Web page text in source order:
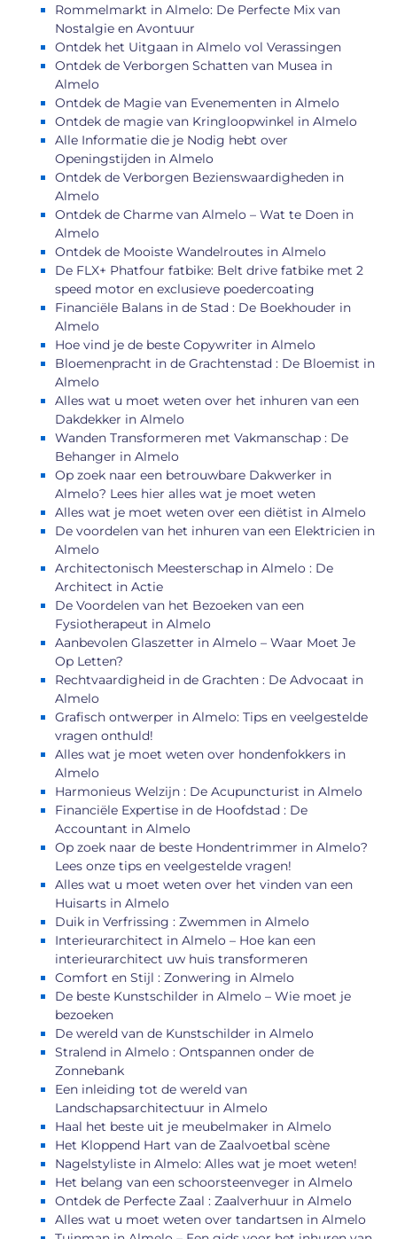
Rommelmarkt in Almelo: De Perfecte Mix van
Nostalgie en Avontuur
Ontdek het Uitgaan in Almelo vol Verassingen
Ontdek de Verborgen Schatten van Musea in
Almelo
Ontdek de Magie van Evenementen in Almelo
Ontdek de magie van Kringloopwinkel in Almelo
Alle Informatie die je Nodig hebt over
Openingstijden in Almelo
Ontdek de Verborgen Bezienswaardigheden in
Almelo
Ontdek de Charme van Almelo – Wat te Doen in
Almelo
Ontdek de Mooiste Wandelroutes in Almelo
De FLX+ Phatfour fatbike: Belt drive fatbike met 2
speed motor en exclusieve poedercoating
Financiële Balans in de Stad : De Boekhouder in
Almelo
Hoe vind je de beste Copywriter in Almelo
Bloemenpracht in de Grachtenstad : De Bloemist in
Almelo
Alles wat u moet weten over het inhuren van een
Dakdekker in Almelo
Wanden Transformeren met Vakmanschap : De
Behanger in Almelo
Op zoek naar een betrouwbare Dakwerker in
Almelo? Lees hier alles wat je moet weten
Alles wat je moet weten over een diëtist in Almelo
De voordelen van het inhuren van een Elektricien in
Almelo
Architectonisch Meesterschap in Almelo : De
Architect in Actie
De Voordelen van het Bezoeken van een
Fysiotherapeut in Almelo
Aanbevolen Glaszetter in Almelo – Waar Moet Je
Op Letten?
Rechtvaardigheid in de Grachten : De Advocaat in
Almelo
Grafisch ontwerper in Almelo: Tips en veelgestelde
vragen onthuld!
Alles wat je moet weten over hondenfokkers in
Almelo
Harmonieus Welzijn : De Acupuncturist in Almelo
Financiële Expertise in de Hoofdstad : De
Accountant in Almelo
Op zoek naar de beste Hondentrimmer in Almelo?
Lees onze tips en veelgestelde vragen!
Alles wat u moet weten over het vinden van een
Huisarts in Almelo
Duik in Verfrissing : Zwemmen in Almelo
Interieurarchitect in Almelo – Hoe kan een
interieurarchitect uw huis transformeren
Comfort en Stijl : Zonwering in Almelo
De beste Kunstschilder in Almelo – Wie moet je
bezoeken
De wereld van de Kunstschilder in Almelo
Stralend in Almelo : Ontspannen onder de
Zonnebank
Een inleiding tot de wereld van
Landschapsarchitectuur in Almelo
Haal het beste uit je meubelmaker in Almelo
Het Kloppend Hart van de Zaalvoetbal scène
Nagelstyliste in Almelo: Alles wat je moet weten!
Het belang van een schoorsteenveger in Almelo
Ontdek de Perfecte Zaal : Zaalverhuur in Almelo
Alles wat u moet weten over tandartsen in Almelo